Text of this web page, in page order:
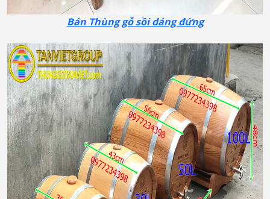
Bán Thùng gỗ sồi dáng đứng